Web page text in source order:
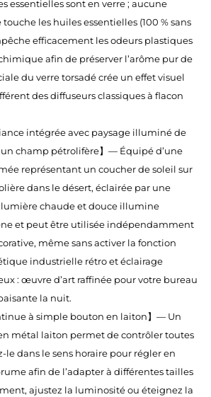
essentielles sont en verre ; aucune
les huiles essentielles (100 % sans
efficacement les odeurs plastiques
afin de préserver l’arôme pur de
du verre torsadé crée un effet visuel
des diffuseurs classiques à flacon
intégrée avec paysage illuminé de
champ pétrolifère】— Équipé d’une
représentant un coucher de soleil sur
dans le désert, éclairée par une
chaude et douce illumine
et peut être utilisée indépendamment
même sans activer la fonction
industrielle rétro et éclairage
: œuvre d’art raffinée pour votre bureau
la nuit.
à simple bouton en laiton】— Un
métal laiton permet de contrôler toutes
le dans le sens horaire pour régler en
afin de l’adapter à différentes tailles
ajustez la luminosité ou éteignez la